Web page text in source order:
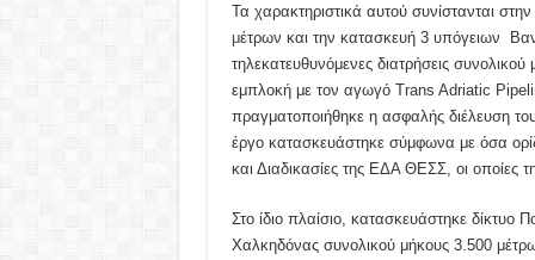
Τα χαρακτηριστικά αυτού συνίστανται
μέτρων και την κατασκευή 3 υπόγειων
τηλεκατευθυνόμενες διατρήσεις
εμπλοκή με τον αγωγό Trans Adriatic
πραγματοποιήθηκε η ασφαλής διέλευση
έργο κατασκευάστηκε σύμφωνα με όσα
και Διαδικασίες της ΕΔΑ ΘΕΣΣ, οι οποίες
Στο ίδιο πλαίσιο, κατασκευάστηκε δίκτυο
Χαλκηδόνας συνολικού μήκους 3.500